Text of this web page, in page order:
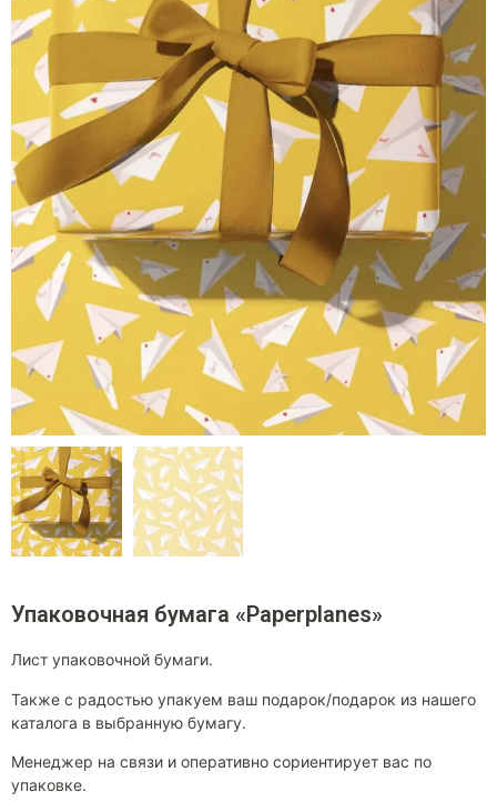
Упаковочная бумага «Paperplanes»
Лист упаковочной бумаги.
Также с радостью упакуем ваш подарок/подарок из нашего
каталога в выбранную бумагу.
Менеджер на связи и оперативно сориентирует вас по
упаковке.